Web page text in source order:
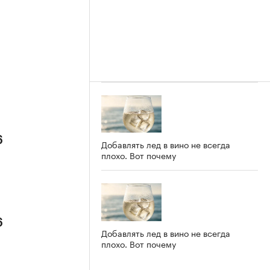
Добавлять лед в вино не всегда
плохо. Вот почему
Добавлять лед в вино не всегда
плохо. Вот почему